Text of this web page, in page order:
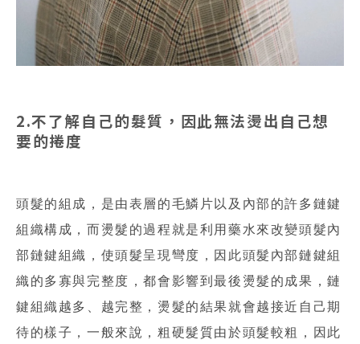
2.不了解自己的髮質，因此無法燙出自己想
要的捲度
頭髮的組成，是由表層的毛鱗片以及內部的許多鏈鍵
組織構成，而燙髮的過程就是利用藥水來改變頭髮內
部鏈鍵組織，使頭髮呈現彎度，因此頭髮內部鏈鍵組
織的多寡與完整度，都會影響到最後燙髮的成果，鏈
鍵組織越多、越完整，燙髮的結果就會越接近自己期
待的樣子，一般來說，粗硬髮質由於頭髮較粗，因此